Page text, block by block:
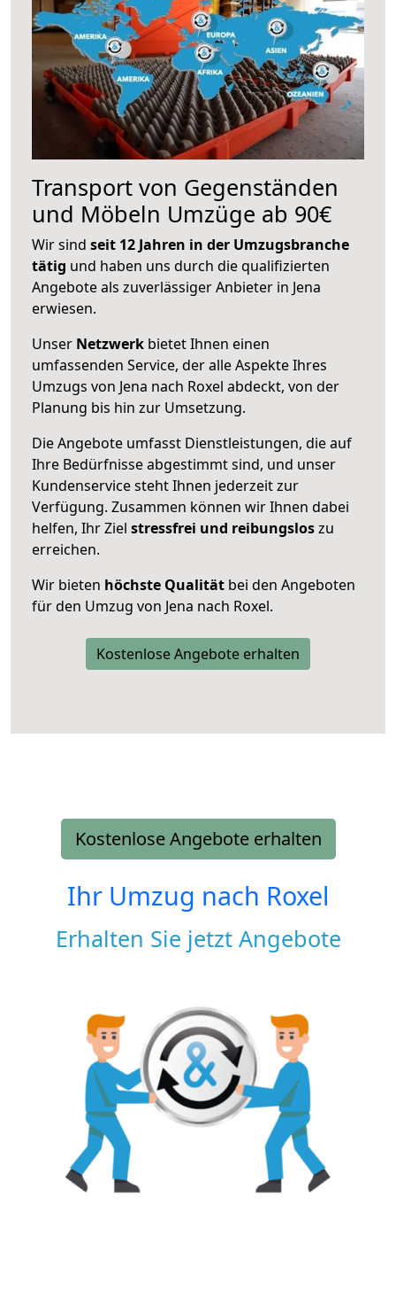
Transport von Gegenständen
und Möbeln Umzüge ab 90€
Wir sind seit 12 Jahren in der Umzugsbranche
tätig und haben uns durch die qualifizierten
Angebote als zuverlässiger Anbieter in Jena
erwiesen.
Unser Netzwerk bietet Ihnen einen
umfassenden Service, der alle Aspekte Ihres
Umzugs von Jena nach Roxel abdeckt, von der
Planung bis hin zur Umsetzung.
Die Angebote umfasst Dienstleistungen, die auf
Ihre Bedürfnisse abgestimmt sind, und unser
Kundenservice steht Ihnen jederzeit zur
Verfügung. Zusammen können wir Ihnen dabei
helfen, Ihr Ziel stressfrei und reibungsloszu
erreichen.
Wir bieten höchste Qualität bei den Angeboten
für den Umzug von Jena nach Roxel.
Kostenlose Angebote erhalten
Kostenlose Angebote erhalten
Ihr Umzug nach Roxel
Erhalten Sie jetzt Angebote